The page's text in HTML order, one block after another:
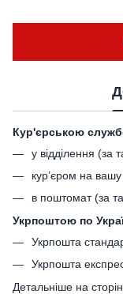
Кур'єрською
у відділення (за
кур’єром на
в поштомат (за
Укрпоштою по
Укрпошта
Укрпошта
Детальніше на